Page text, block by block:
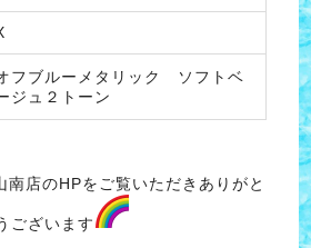
フブルーメタリック ソフトベ
ジュ２トーン
南店のHPをご覧いただきありがと
ございます